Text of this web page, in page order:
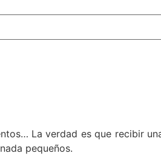
La verdad es que recibir
pequeños.